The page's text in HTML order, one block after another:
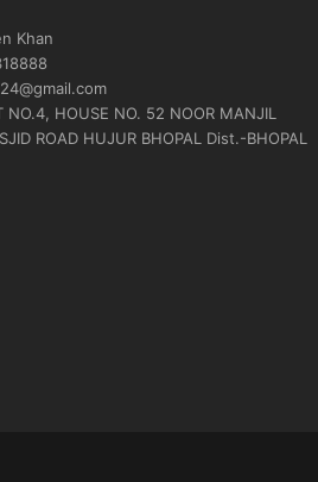
Khan
NO.4, HOUSE NO. 52 NOOR MANJIL
ROAD HUJUR BHOPAL Dist.-BHOPAL